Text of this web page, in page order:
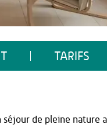
TARIFS
séjour de pleine nature